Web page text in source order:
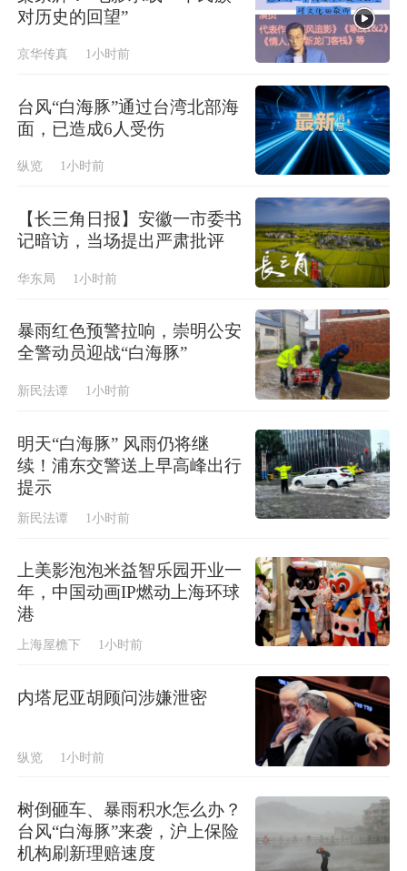
对历史的回望”
京华传真 1小时前
台风“白海豚”通过台湾北部海
面，已造成6人受伤
纵览 1小时前
【长三角日报】安徽一市委书
记暗访，当场提出严肃批评
华东局 1小时前
暴雨红色预警拉响，崇明公安
全警动员迎战“白海豚”
新民法谭 1小时前
明天“白海豚” 风雨仍将继
续！浦东交警送上早高峰出行
提示
新民法谭 1小时前
上美影泡泡米益智乐园开业一
年，中国动画IP燃动上海环球
港
上海屋檐下 1小时前
内塔尼亚胡顾问涉嫌泄密
纵览 1小时前
树倒砸车、暴雨积水怎么办？
台风“白海豚”来袭，沪上保险
机构刷新理赔速度